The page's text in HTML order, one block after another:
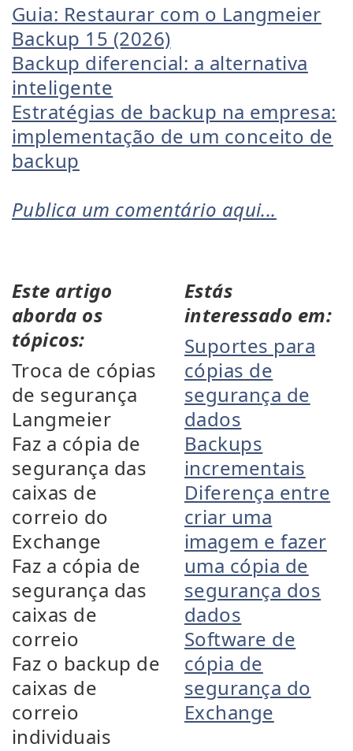
Guia: Restaurar com o Langmeier
Backup 15 (2026)
Backup diferencial: a alternativa
inteligente
Estratégias de backup na empresa:
implementação de um conceito de
backup
Publica um comentário aqui...
Este artigo
aborda os
tópicos:
Troca de cópias
de segurança
Langmeier
Faz a cópia de
segurança das
caixas de
correio do
Exchange
Faz a cópia de
segurança das
caixas de
correio
Faz o backup de
caixas de
correio
individuais
Estás
interessado em:
Suportes para
cópias de
segurança de
dados
Backups
incrementais
Diferença entre
criar uma
imagem e fazer
uma cópia de
segurança dos
dados
Software de
cópia de
segurança do
Exchange